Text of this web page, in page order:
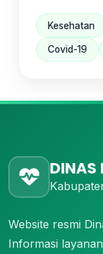
Kesehatan
Covid-19
DINAS
Website resmi
Informasi